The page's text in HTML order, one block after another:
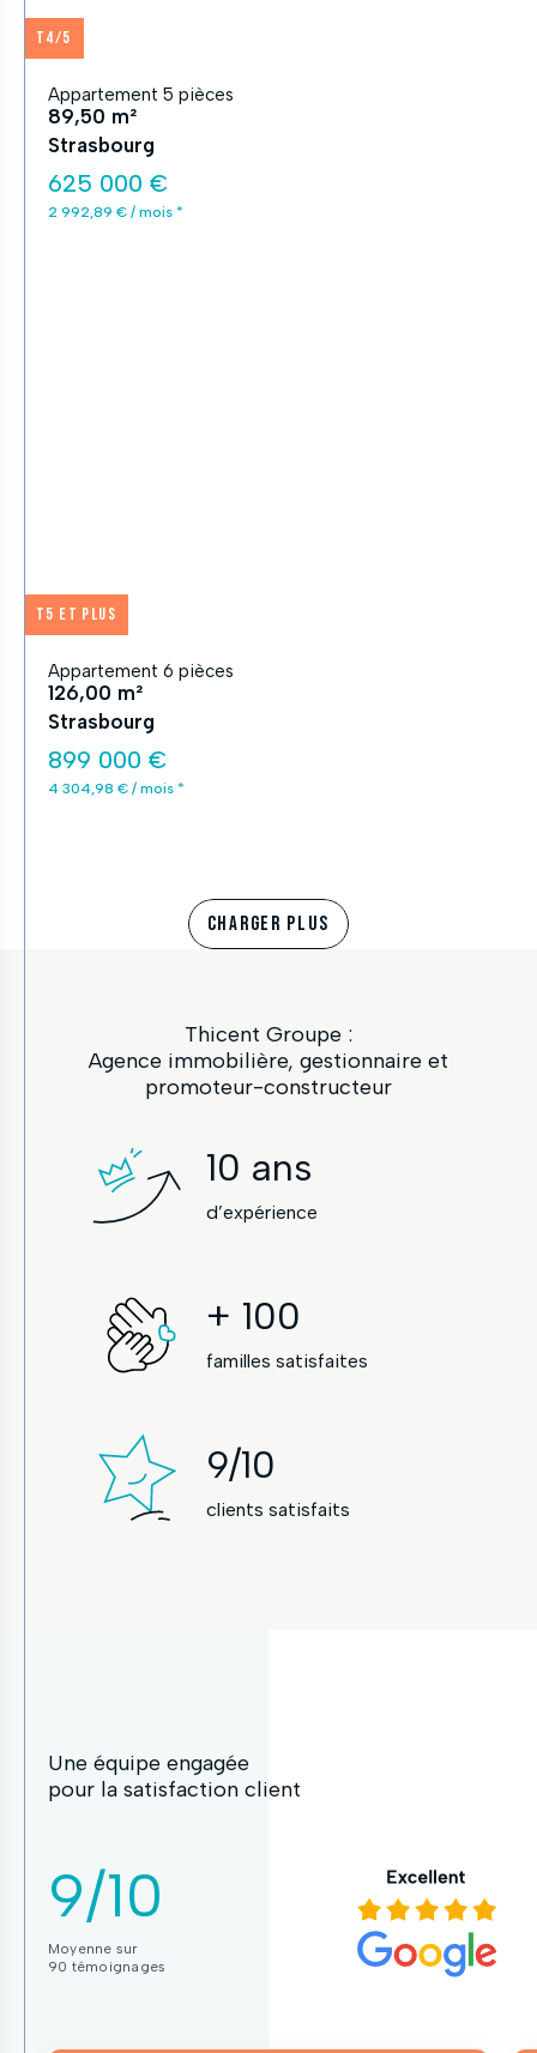
T4/5
Appartement 5 pièces
89,50 m²
Strasbourg
625 000 €
2 992,89 € / mois *
T5 et plus
Appartement 6 pièces
126,00 m²
Strasbourg
899 000 €
4 304,98 € / mois *
CHARGER PLUS
Thicent Groupe :
Agence immobilière, gestionnaire et
promoteur-constructeur
10 ans
d’expérience
+ 100
familles satisfaites
9/10
clients satisfaits
Une équipe engagée
pour la satisfaction client
9/10
Moyenne sur
90 témoignages